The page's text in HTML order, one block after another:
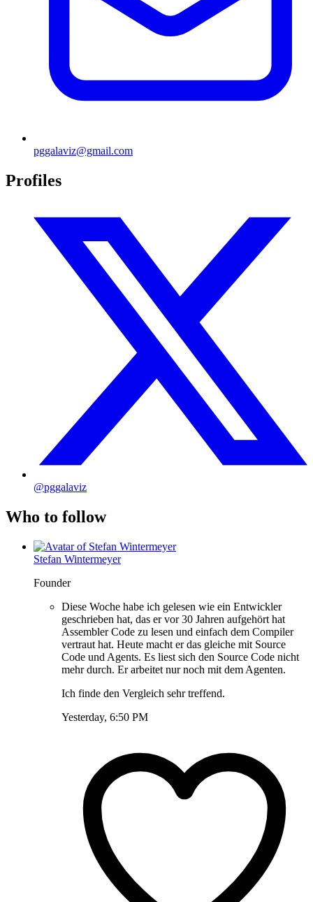
pggalaviz@gmail.com
Profiles
@pggalaviz
Who to follow
Stefan Wintermeyer
Founder
Diese Woche habe ich gelesen wie ein Entwickler
geschrieben hat, das er vor 30 Jahren aufgehört hat
Assembler Code zu lesen und einfach dem Compiler
vertraut hat. Heute macht er das gleiche mit Source
Code und Agents. Es liest sich den Source Code nicht
mehr durch. Er arbeitet nur noch mit dem Agenten.
Ich finde den Vergleich sehr treffend.
Yesterday, 6:50 PM